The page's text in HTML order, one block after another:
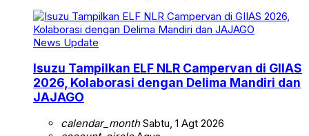
News Update
Isuzu Tampilkan ELF NLR Campervan di GIIAS
2026, Kolaborasi dengan Delima Mandiri dan
JAJAGO
calendar_monthSabtu, 1 Agt 2026